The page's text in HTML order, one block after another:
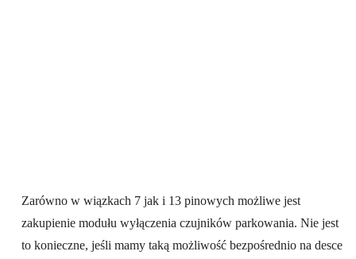
Zarówno w wiązkach 7 jak i 13 pinowych możliwe jest
zakupienie modułu wyłączenia czujników parkowania. Nie jest
to konieczne, jeśli mamy taką możliwość bezpośrednio na desce